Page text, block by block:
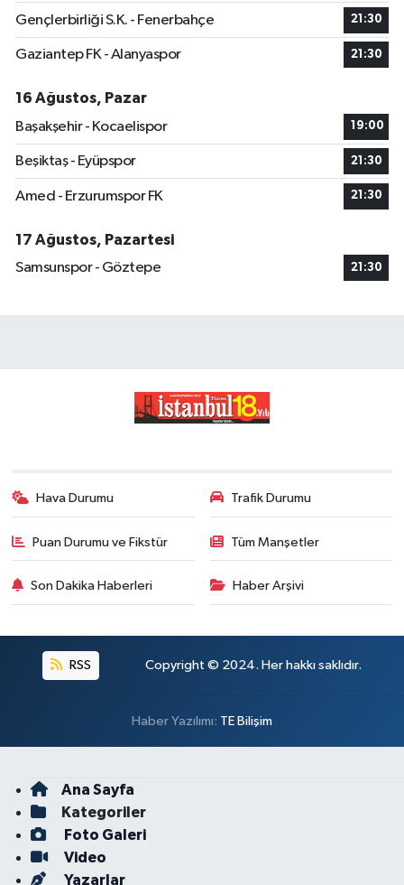
Gençlerbirliği S.K. - Fenerbahçe 21:30
Gaziantep FK - Alanyaspor 21:30
16 Ağustos, Pazar
Başakşehir - Kocaelispor
19:00
Beşiktaş - Eyüpspor 21:30
Amed - Erzurumspor FK 21:30
17 Ağustos, Pazartesi
Samsunspor - Göztepe
21:30
Hava Durumu Trafik Durumu
Puan Durumu ve Fikstür Tüm Manşetler
Son Dakika Haberleri Haber Arşivi
RSS Copyright © 2024. Her hakkı saklıdır.
Haber Yazılımı: TE Bilişim
Ana Sayfa
Kategoriler
Foto Galeri
Video
Yazarlar